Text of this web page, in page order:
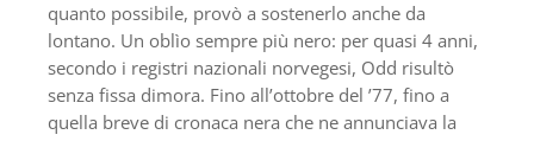
quanto possibile, provò a sostenerlo anche da
lontano. Un oblìo sempre più nero: per quasi 4 anni,
secondo i registri nazionali norvegesi, Odd risultò
senza fissa dimora. Fino all’ottobre del ’77, fino a
quella breve di cronaca nera che ne annunciava la